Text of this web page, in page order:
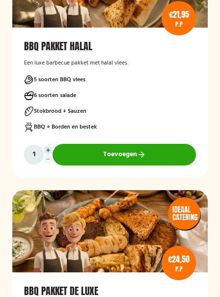
€21,95
P.P
BBQ PAKKET HALAL
Een luxe barbecue pakket met halal vlees.
5 soorten BBQ vlees
6 soorten salade
Stokbrood + Sauzen
BBQ + Borden en bestek
Toevoegen
€24,50
P.P
BBQ PAKKET DE LUXE